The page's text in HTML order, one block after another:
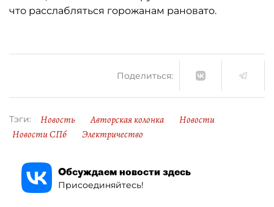
что расслабляться горожанам рановато.
Поделиться:
Тэги: Новость Авторская колонка
Новости
Новости СПб
Электричество
Обсуждаем новости здесь
Присоединяйтесь!